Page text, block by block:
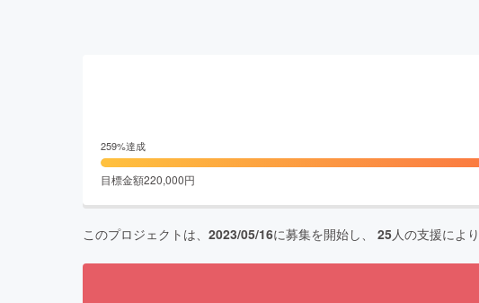
259%達成
目標金額220,000円
このプロジェクトは、 2023/05/16に募集を開始し、 25人の支援により